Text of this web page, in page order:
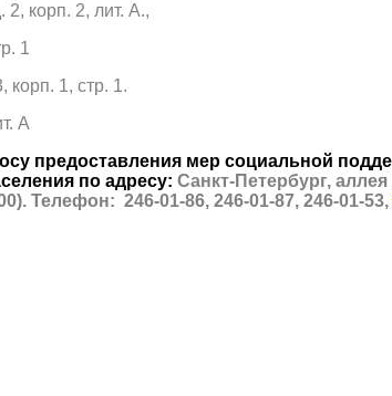
корп. 2, лит. А.,
1
1, стр. 1.
А
предоставления мер социальной
по адресу: Санкт-Петербург,
Телефон: 246-01-86, 246-01-87, 246-01-53,